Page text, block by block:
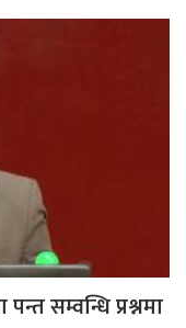
सम्वन्धि प्रश्नमा